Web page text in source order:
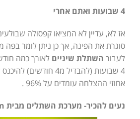
4 שבועות ואתם אחרי
אז לא, עדיין לא המציאו קפסולה
סוגרת את הפינה, אך כן ניתן לומר בפה
לעבור השתלת שיניים לאורך כמה
4 שבועות (להבדיל מ4
אחוזי ההצלחה עומדים על 96% .
נעים להכיר- מערכת השתלים מבית